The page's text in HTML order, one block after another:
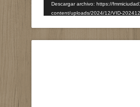
Descargar archivo: https://
content/uploads/2024/12/VID-